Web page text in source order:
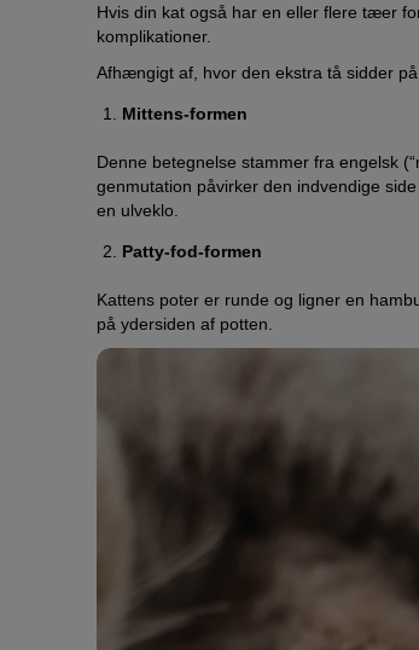
Hvis din kat også har en eller flere tæer
komplikationer.
Afhængigt af, hvor den ekstra tå sidder
Mittens-formen
Denne betegnelse stammer fra engelsk
genmutation påvirker den indvendige
en ulveklo.
Patty-fod-formen
Kattens poter er runde og ligner en
på ydersiden af potten.